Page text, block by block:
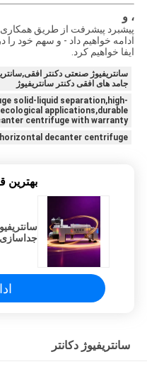
، و
پیشبرد پیشرفت از طریق همکاری
ادامه خواهیم داد - و سهم خود
ایفا خواهیم کرد.
سانتریفیوژ صنعتی دکنتر
جامد های افقی دکنتر سانتریفیوژ
solid-liquid separation,high-
applications,durable
centrifuge with warranty
decanter centrifuge
بهترين
جداسازی
سانتریفیوژ دکانتر